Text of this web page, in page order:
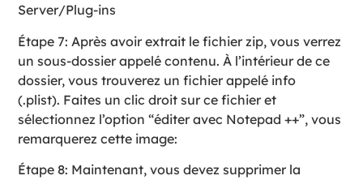
Server/Plug-ins
Étape 7: Après avoir extrait le fichier zip, vous verrez
un sous-dossier appelé contenu. À l’intérieur de ce
dossier, vous trouverez un fichier appelé info
(.plist). Faites un clic droit sur ce fichier et
sélectionnez l’option “éditer avec Notepad ++”, vous
remarquerez cette image:
Étape 8: Maintenant, vous devez supprimer la